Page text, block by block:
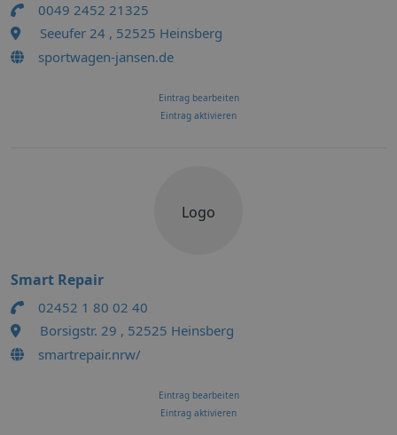
0049 2452 21325
Seeufer 24 , 52525 Heinsberg
sportwagen-jansen.de
Eintrag bearbeiten
Eintrag aktivieren
Logo
Smart Repair
02452 1 80 02 40
Borsigstr. 29 , 52525 Heinsberg
smartrepair.nrw/
Eintrag bearbeiten
Eintrag aktivieren